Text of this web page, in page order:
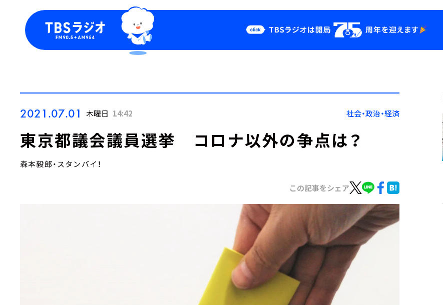
Podcast
YouTube
会社情報
2021.07.01 木曜日 14:42 社会・政治・経済
東京都議会議員選挙 コロナ以外の争点は？
森本毅郎・スタンバイ！
この記事をシェア